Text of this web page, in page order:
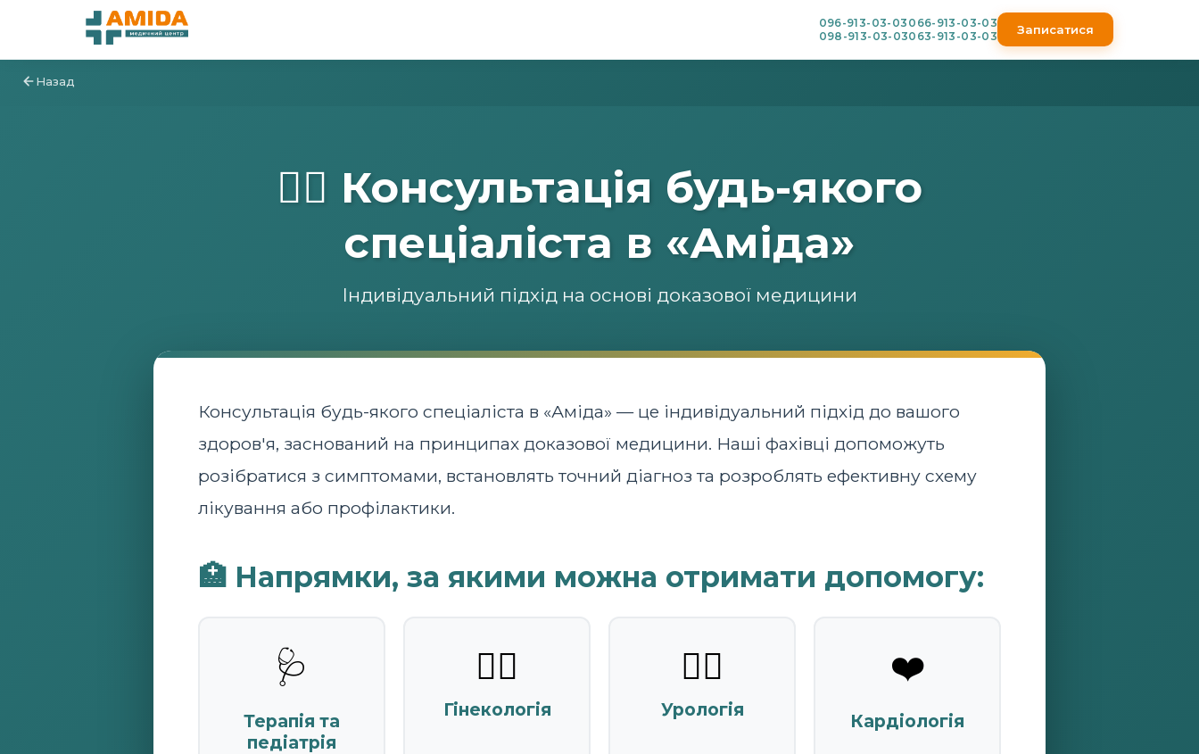
096-913-03-03
098-913-03-03
066-913-03-03
063-913-03-03
Записатися
Назад
👨‍⚕️ Консультація будь-якого
спеціаліста в «Аміда»
Індивідуальний підхід на основі доказової медицини
Консультація будь-якого спеціаліста в «Аміда» — це індивідуальний підхід до вашого
здоров'я, заснований на принципах доказової медицини. Наші фахівці допоможуть
розібратися з симптомами, встановлять точний діагноз та розроблять ефективну схему
лікування або профілактики.
🏥 Напрямки, за якими можна отримати допомогу:
🩺
Терапія та
педіатрія
👩‍⚕️
Гінекологія
👨‍⚕️
Урологія
❤️
Кардіологія